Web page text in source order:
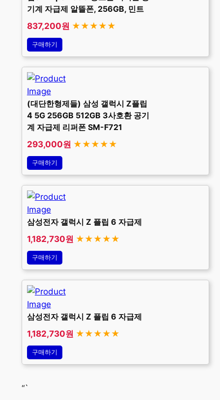
기계 자급제 알뜰폰, 256GB, 민트
837,200원 ★★★★★
구매하기
(대단한형제들) 삼성 갤럭시 Z플립
4 5G 256GB 512GB 3사호환 공기
계 자급제 리퍼폰 SM-F721
293,000원 ★★★★★
구매하기
삼성전자 갤럭시 Z 플립 6 자급제
1,182,730원 ★★★★★
구매하기
삼성전자 갤럭시 Z 플립 6 자급제
1,182,730원 ★★★★★
구매하기
“`